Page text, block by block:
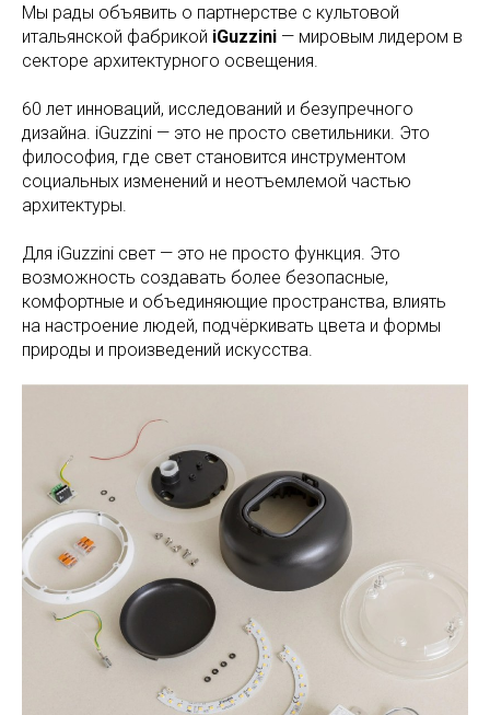
Мы рады объявить о партнерстве с культовой
итальянской фабрикой iGuzzini — мировым лидером в
секторе архитектурного освещения.
60 лет инноваций, исследований и безупречного
дизайна. iGuzzini — это не просто светильники. Это
философия, где свет становится инструментом
социальных изменений и неотъемлемой частью
архитектуры.
Для iGuzzini свет — это не просто функция. Это
возможность создавать более безопасные,
комфортные и объединяющие пространства, влиять
на настроение людей, подчёркивать цвета и формы
природы и произведений искусства.